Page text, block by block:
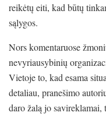
reikėtų eiti, kad būtų
sąlygos.
Nors komentaruose
nevyriausybinių
Vietoje to, kad esama
detaliau, pranešimo
daro žalą jo